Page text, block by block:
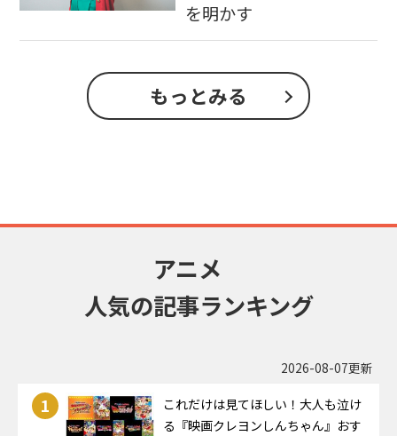
を明かす
もっとみる
アニメ
人気の記事ランキング
2026-08-07更新
1
これだけは見てほしい！大人も泣け
る『映画クレヨンしんちゃん』おす